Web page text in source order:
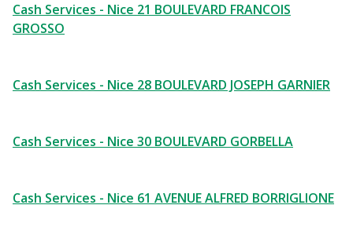
Cash Services - Nice 21 BOULEVARD FRANCOIS
GROSSO
Cash Services - Nice 28 BOULEVARD JOSEPH GARNIER
Cash Services - Nice 30 BOULEVARD GORBELLA
Cash Services - Nice 61 AVENUE ALFRED BORRIGLIONE